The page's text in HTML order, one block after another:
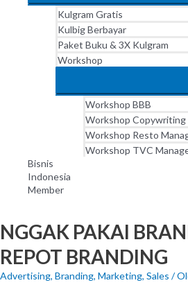
Kulgram Gratis
Kulbig Berbayar
Paket Buku & 3X Kulgram
Workshop
Workshop BBB
Workshop Copywriting
Workshop Resto
Workshop TVC
Bisnis
Indonesia
Member
NGGAK PAKAI
REPOT BRANDING
Advertising, Branding, Marketing, Sales /